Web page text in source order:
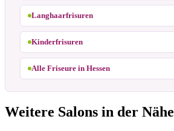
Langhaarfrisuren
Kinderfrisuren
Alle Friseure in Hessen
Weitere Salons in der Nähe